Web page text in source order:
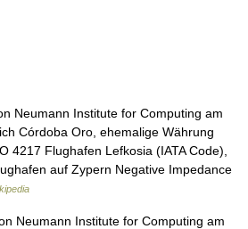
Neumann Institute for Computing am
Córdoba Oro, ehemalige Währung
4217 Flughafen Lefkosia (IATA Code),
auf Zypern Negative Impedance
Neumann Institute for Computing am